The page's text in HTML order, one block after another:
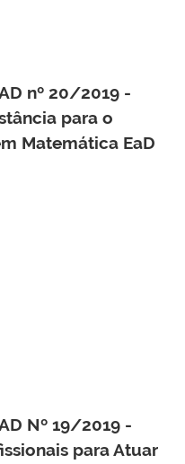
nº 20/2019 -
para o
Matemática EaD
Nº 19/2019 -
para Atuar